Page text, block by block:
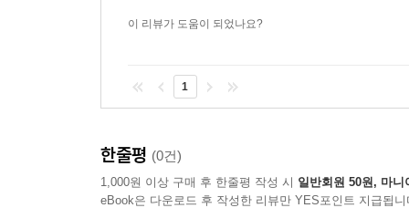
이 리뷰가 도움이 되었나요?
1
한줄평 (0건)
1,000원 이상 구매 후 한줄평 작성 시 일반회원 50원, 마니
eBook은 다운로드 후 작성한 리뷰만 YES포인트 지급됩니